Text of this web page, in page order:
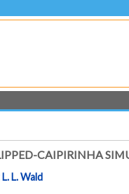
CAIPIRINHA
L. L. Wald